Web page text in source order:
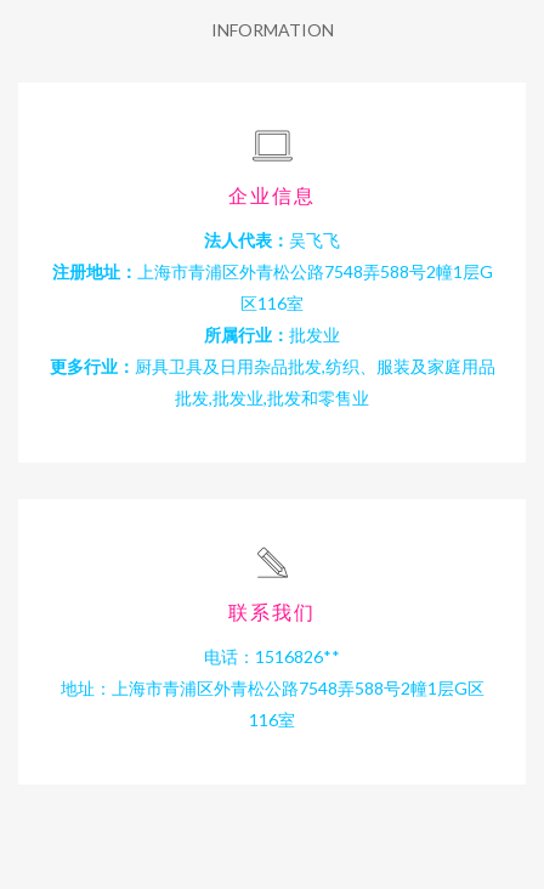
INFORMATION
企业信息
法人代表： 吴飞飞
注册地址：
上海市青浦区外青松公路7548弄588号2幢1层G
区116室
所属行业： 批发业
更多行业： 厨具卫具及日用杂品批发,纺织、服装及家庭用品
批发,批发业,批发和零售业
联系我们
电话：1516826**
地址：上海市青浦区外青松公路7548弄588号2幢1层G区
116室